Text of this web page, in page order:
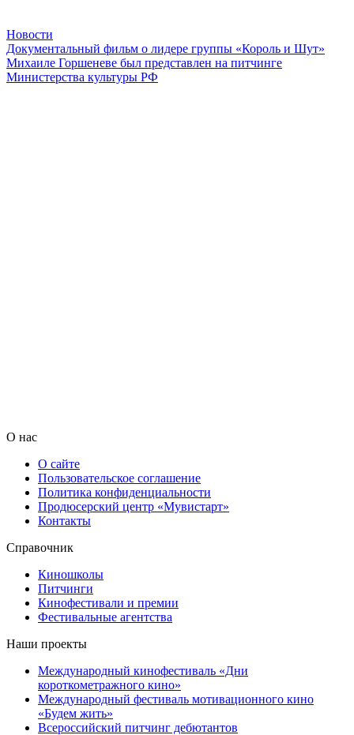
Новости
Документальный фильм о лидере группы «Король и Шут»
Михаиле Горшеневе был представлен на питчинге
Министерства культуры РФ
О нас
О сайте
Пользовательское соглашение
Политика конфиденциальности
Продюсерский центр «Мувистарт»
Контакты
Справочник
Киношколы
Питчинги
Кинофестивали и премии
Фестивальные агентства
Наши проекты
Международный кинофестиваль «Дни
короткометражного кино»
Международный фестиваль мотивационного кино
«Будем жить»
Всероссийский питчинг дебютантов